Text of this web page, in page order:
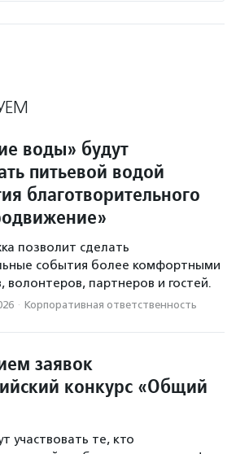
воды» будут
питьевой водой
благотворительного
позволит сделать
события более комфортными
волонтеров, партнеров и гостей.
· Корпоративная ответственность
заявок
конкурс «Общий
участвовать те, кто